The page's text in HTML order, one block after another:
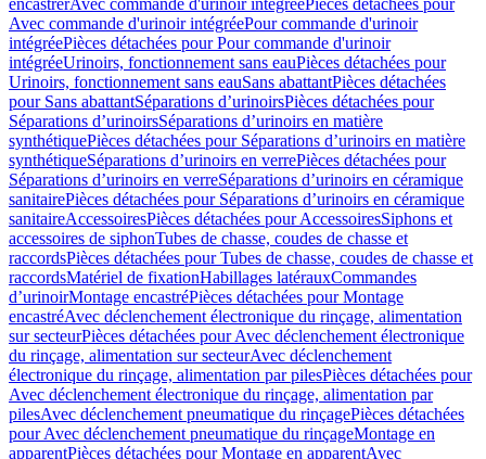
encastrerAvec commande d'urinoir intégréePièces détachées pour
Avec commande d'urinoir intégréePour commande d'urinoir
intégréePièces détachées pour Pour commande d'urinoir
intégréeUrinoirs, fonctionnement sans eauPièces détachées pour
Urinoirs, fonctionnement sans eauSans abattantPièces détachées
pour Sans abattantSéparations d’urinoirsPièces détachées pour
Séparations d’urinoirsSéparations d’urinoirs en matière
synthétiquePièces détachées pour Séparations d’urinoirs en matière
synthétiqueSéparations d’urinoirs en verrePièces détachées pour
Séparations d’urinoirs en verreSéparations d’urinoirs en céramique
sanitairePièces détachées pour Séparations d’urinoirs en céramique
sanitaireAccessoiresPièces détachées pour AccessoiresSiphons et
accessoires de siphonTubes de chasse, coudes de chasse et
raccordsPièces détachées pour Tubes de chasse, coudes de chasse et
raccordsMatériel de fixationHabillages latérauxCommandes
dʼurinoirMontage encastréPièces détachées pour Montage
encastréAvec déclenchement électronique du rinçage, alimentation
sur secteurPièces détachées pour Avec déclenchement électronique
du rinçage, alimentation sur secteurAvec déclenchement
électronique du rinçage, alimentation par pilesPièces détachées pour
Avec déclenchement électronique du rinçage, alimentation par
pilesAvec déclenchement pneumatique du rinçagePièces détachées
pour Avec déclenchement pneumatique du rinçageMontage en
apparentPièces détachées pour Montage en apparentAvec